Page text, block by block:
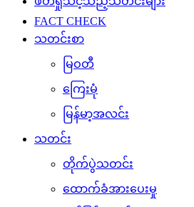
FACT CHECK
သတင်းစာ
မြဝတီ
ကြေးမုံ
မြန်မာ့အလင်း
သတင်း
တိုက်ပွဲသတင်း
ထောက်ခံအားပေးမှု